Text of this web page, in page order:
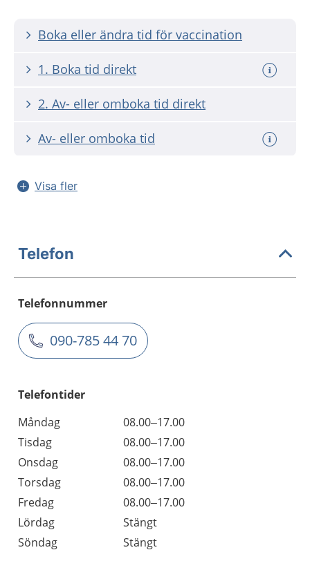
Boka eller ändra tid för vaccination
1. Boka tid direkt
2. Av- eller omboka tid direkt
Av- eller omboka tid
Visa fler
Telefon
Telefonnummer
090-785 44 70
Telefontider
Måndag
08.00–17.00
Tisdag
08.00–17.00
Onsdag
08.00–17.00
Torsdag
08.00–17.00
Fredag
08.00–17.00
Lördag
Stängt
Söndag
Stängt